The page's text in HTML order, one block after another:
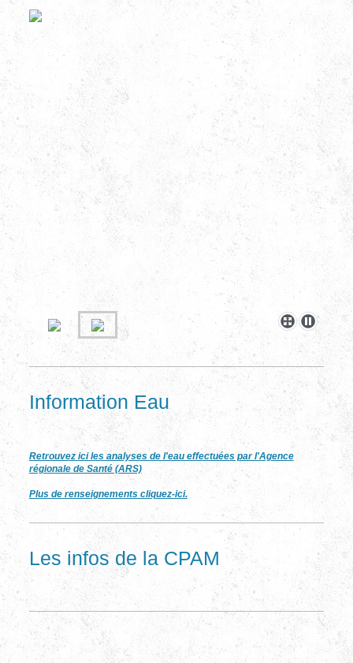
Information Eau
Retrouvez ici les analyses de l'eau effectuées par l'Agence
régionale de Santé (ARS)
Plus de renseignements cliquez-ici.
Les infos de la CPAM